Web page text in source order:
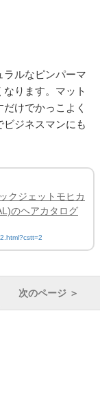
ルなピンパーマ
ります。マット
けでかっこよく
ジネスマンにも
クジェットモヒカ
のヘアカタログ
次のページ ＞